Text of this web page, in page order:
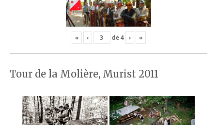
« ‹ de4 › »
Tour de la Molière, Murist 2011